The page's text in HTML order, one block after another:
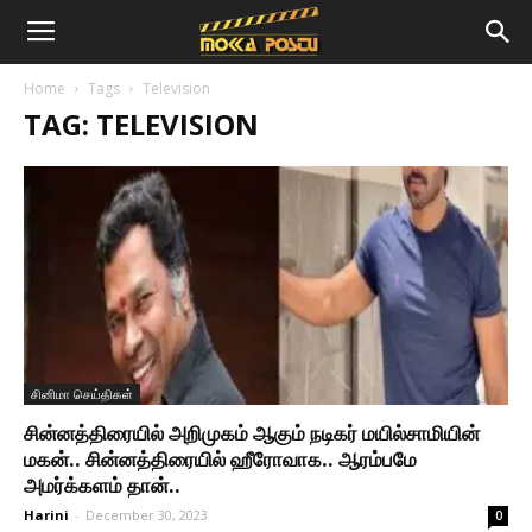
Home Tags Television
TAG: TELEVISION
சினிமா செய்திகள்
சின்னத்திரையில் அறிமுகம் ஆகும் நடிகர் மயில்சாமியின்
மகன்.. சின்னத்திரையில் ஹீரோவாக.. ஆரம்பமே
அமர்க்களம் தான்..
Harini - December 30, 2023 0